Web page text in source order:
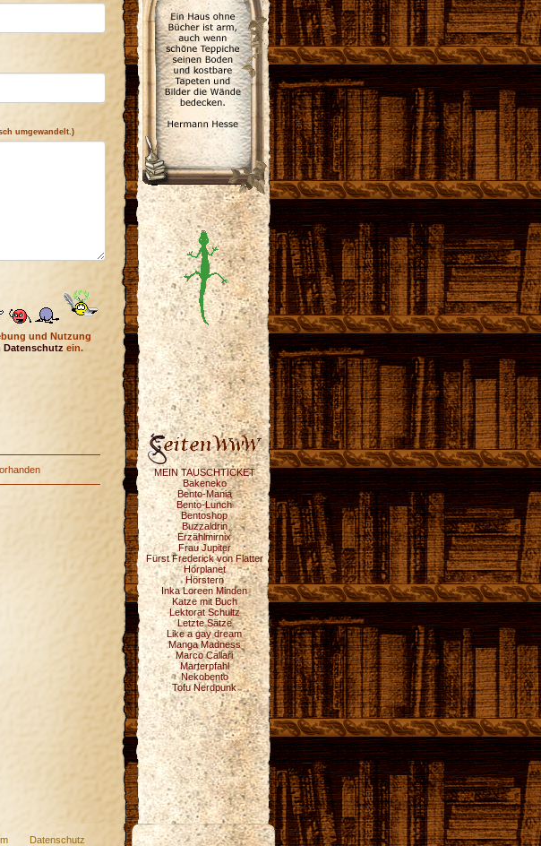
umgewandelt.)
und Nutzung
Datenschutz ein.
MEIN TAUSCHTICKET
Bakeneko
Bento-Mania
Bento-Lunch
Bentoshop
Buzzaldrin
Erzählmirnix
Frau Jupiter
Fürst Frederick von Flatter
Hörplanet
Hörstern
Inka Loreen Minden
Katze mit Buch
Lektorat Schultz
Letzte Sätze
Like a gay dream
Manga Madness
Marco Callari
Marterpfahl
Nekobento
Tofu Nerdpunk
Datenschutz